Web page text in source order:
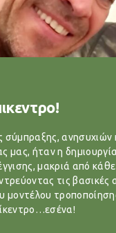
σύμπραξης, ανησυχιών
μας, ήταν η
μακριά από κάθε
τις βασικές
μοντέλου